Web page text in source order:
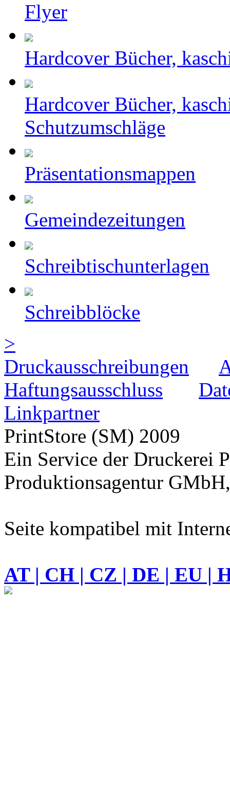
Flyer
Hardcover Bücher,
Hardcover Bücher,
Schutzumschläge
Präsentationsmappen
Gemeindezeitungen
Schreibtischunterlagen
Schreibblöcke
>
Druckausschreibungen
Haftungsausschluss
Linkpartner
PrintStore (SM) 2009
Ein Service der Druckerei
Produktionsagentur
Seite kompatibel mit
AT | CH | CZ | DE | EU |